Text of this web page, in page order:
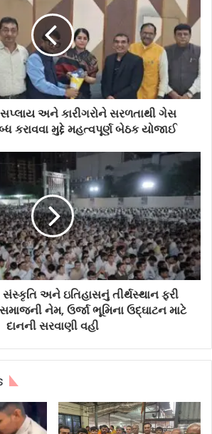
અને કારીગરોને સરળતાથી ગેસ
કરાવવા મુદ્દે મહત્વપૂર્ણ બેઠક યોજાઈ
સંસ્કૃતિ અને ઇતિહાસનું તીર્થસ્થાન ફરી
નેમ, ઉર્જા ભૂમિના ઉદ્ઘાટન માટે
દાનની સરવાણી વહી